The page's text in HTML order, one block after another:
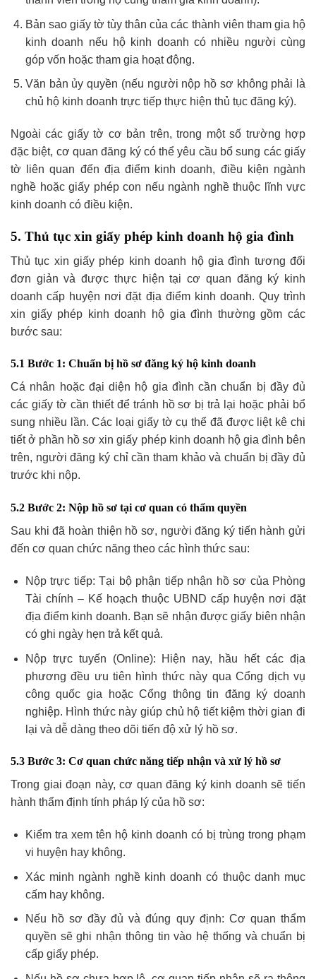
Bản sao giấy tờ tùy thân của các thành viên tham gia hộ
kinh doanh nếu hộ kinh doanh có nhiều người cùng
góp vốn hoặc tham gia hoạt động.
Văn bản ủy quyền (nếu người nộp hồ sơ không phải là
chủ hộ kinh doanh trực tiếp thực hiện thủ tục đăng ký).
Ngoài các giấy tờ cơ bản trên, trong một số trường hợp
đặc biệt, cơ quan đăng ký có thể yêu cầu bổ sung các giấy
tờ liên quan đến địa điểm kinh doanh, điều kiện ngành
nghề hoặc giấy phép con nếu ngành nghề thuộc lĩnh vực
kinh doanh có điều kiện.
5. Thủ tục xin giấy phép kinh doanh hộ gia đình
Thủ tục xin giấy phép kinh doanh hộ gia đình tương đối
đơn giản và được thực hiện tại cơ quan đăng ký kinh
doanh cấp huyện nơi đặt địa điểm kinh doanh. Quy trình
xin giấy phép kinh doanh hộ gia đình thường gồm các
bước sau:
5.1 Bước 1: Chuẩn bị hồ sơ đăng ký hộ kinh doanh
Cá nhân hoặc đại diện hộ gia đình cần chuẩn bị đầy đủ
các giấy tờ cần thiết để tránh hồ sơ bị trả lại hoặc phải bổ
sung nhiều lần. Các loại giấy tờ cụ thể đã được liệt kê chi
tiết ở phần hồ sơ xin giấy phép kinh doanh hộ gia đình bên
trên, người đăng ký chỉ cần tham khảo và chuẩn bị đầy đủ
trước khi nộp.
5.2 Bước 2: Nộp hồ sơ tại cơ quan có thẩm quyền
Sau khi đã hoàn thiện hồ sơ, người đăng ký tiến hành gửi
đến cơ quan chức năng theo các hình thức sau:
Nộp trực tiếp: Tại bộ phận tiếp nhận hồ sơ của Phòng
Tài chính – Kế hoạch thuộc UBND cấp huyện nơi đặt
địa điểm kinh doanh. Bạn sẽ nhận được giấy biên nhận
có ghi ngày hẹn trả kết quả.
Nộp trực tuyến (Online): Hiện nay, hầu hết các địa
phương đều ưu tiên hình thức này qua Cổng dịch vụ
công quốc gia hoặc Cổng thông tin đăng ký doanh
nghiệp. Hình thức này giúp chủ hộ tiết kiệm thời gian đi
lại và dễ dàng theo dõi tiến độ xử lý hồ sơ.
5.3 Bước 3: Cơ quan chức năng tiếp nhận và xử lý hồ sơ
Trong giai đoạn này, cơ quan đăng ký kinh doanh sẽ tiến
hành thẩm định tính pháp lý của hồ sơ:
Kiểm tra xem tên hộ kinh doanh có bị trùng trong phạm
vi huyện hay không.
Xác minh ngành nghề kinh doanh có thuộc danh mục
cấm hay không.
Nếu hồ sơ đầy đủ và đúng quy định: Cơ quan thẩm
quyền sẽ ghi nhận thông tin vào hệ thống và chuẩn bị
cấp giấy phép.